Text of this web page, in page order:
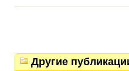
Другие